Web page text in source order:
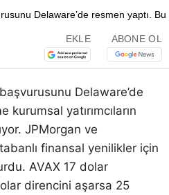
EKLE ABONE OL
Delaware’de
kurumsal yatırımcıların
JPMorgan ve
finansal yenilikler için
AVAX 17 dolar
direncini aşarsa 25